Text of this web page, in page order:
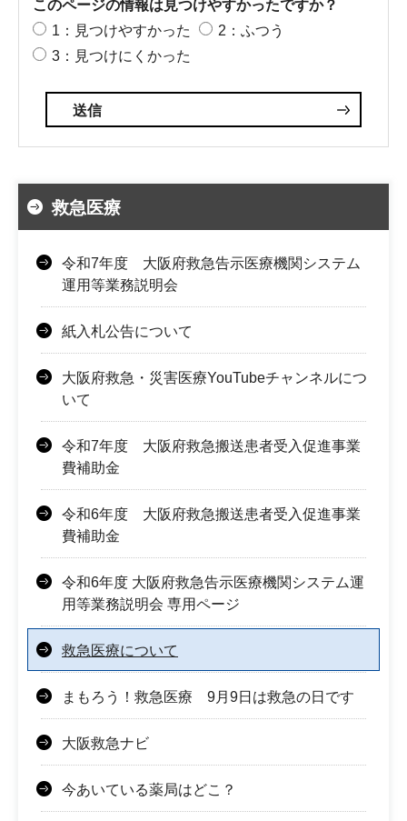
このページの情報は見つけやすかったですか？
1：見つけやすかった
2：ふつう
3：見つけにくかった
救急医療
令和7年度 大阪府救急告示医療機関システム
運用等業務説明会
紙入札公告について
大阪府救急・災害医療YouTubeチャンネルにつ
いて
令和7年度 大阪府救急搬送患者受入促進事業
費補助金
令和6年度 大阪府救急搬送患者受入促進事業
費補助金
令和6年度 大阪府救急告示医療機関システム運
用等業務説明会 専用ページ
救急医療について
まもろう！救急医療 9月9日は救急の日です
大阪救急ナビ
今あいている薬局はどこ？